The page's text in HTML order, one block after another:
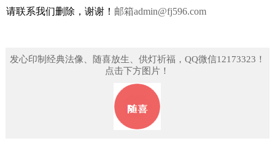
请联系我们删除，谢谢！ 邮箱admin@fj596.com
发心印制经典法像、随喜放生、供灯祈福，QQ微信12173323！
点击下方图片！